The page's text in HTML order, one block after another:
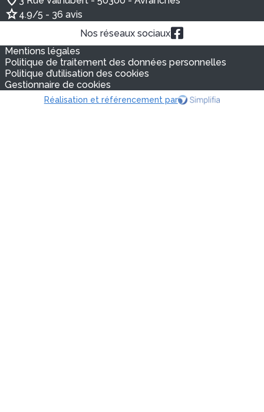
4.9/5 - 36 avis
Nos réseaux sociaux
Mentions légales
Politique de traitement des données personnelles
Politique d’utilisation des cookies
Gestionnaire de cookies
Réalisation et référencement par